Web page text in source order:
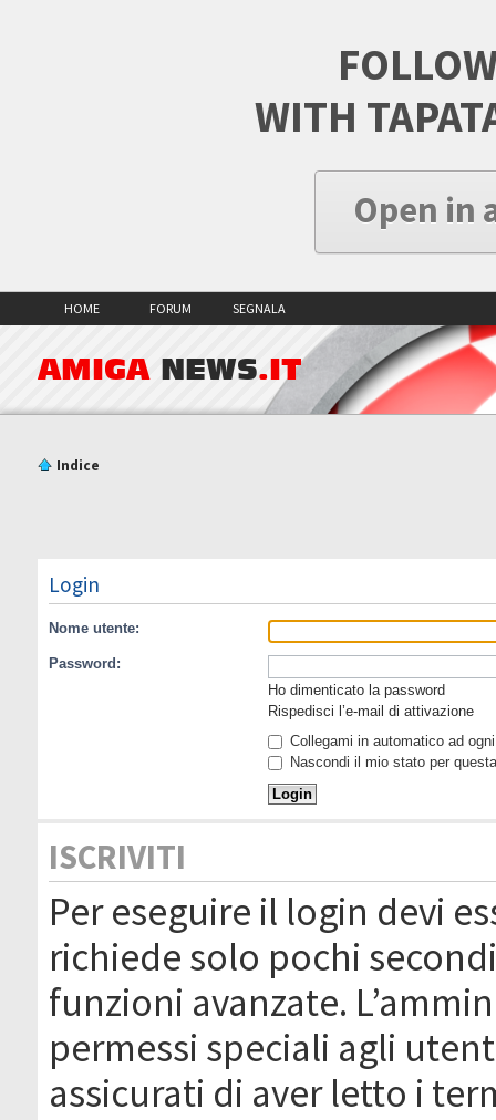
WITH
Open in
HOME FORUM SEGNALA
AMIGA NEWS.IT
Indice
Login
Nome utente:
Password:
Ho dimenticato la password
Rispedisci l’e-mail di attivazione
Collegami in automatico ad
Nascondi il mio stato per
ISCRIVITI
Per eseguire il login devi
richiede solo pochi
funzioni avanzate.
permessi speciali agli
assicurati di aver letto i